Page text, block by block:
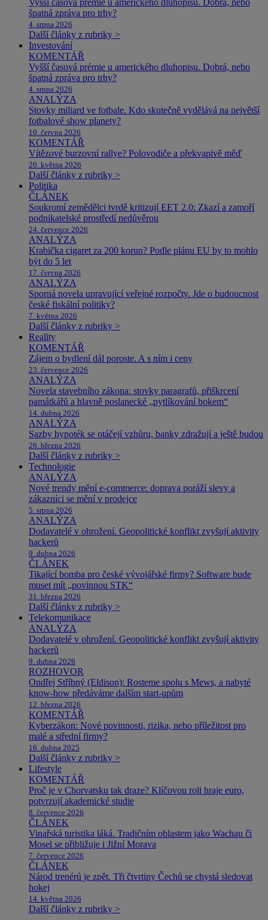
Vyšší časová prémie u amerického dluhopisu. Dobrá, nebo
špatná zpráva pro trhy?
4. srpna 2026
Další články z rubriky >
Investování
KOMENTÁŘ
Vyšší časová prémie u amerického dluhopisu. Dobrá, nebo
špatná zpráva pro trhy?
4. srpna 2026
ANALÝZA
Stovky miliard ve fotbale. Kdo skutečně vydělává na největší
fotbalové show planety?
10. června 2026
KOMENTÁŘ
Vítězové burzovní rallye? Polovodiče a překvapivě měď
20. května 2026
Další články z rubriky >
Politika
ČLÁNEK
Soukromí zemědělci tvrdě kritizují EET 2.0: Zkazí a zamoří
podnikatelské prostředí nedůvěrou
24. července 2026
ANALÝZA
Krabička cigaret za 200 korun? Podle plánu EU by to mohlo
být do 5 let
17. června 2026
ANALÝZA
Sporná novela upravující veřejné rozpočty. Jde o budoucnost
české fiskální politiky?
7. května 2026
Další články z rubriky >
Reality
KOMENTÁŘ
Zájem o bydlení dál poroste. A s ním i ceny
23. července 2026
ANALÝZA
Novela stavebního zákona: stovky paragrafů, přiškrcení
památkářů a hlavně poslanecké „pytlíkování bokem“
14. dubna 2026
ANALÝZA
Sazby hypoték se otáčejí vzhůru, banky zdražují a ještě budou
26. března 2026
Další články z rubriky >
Technologie
ANALÝZA
Nové trendy mění e-commerce: doprava poráží slevy a
zákazníci se mění v prodejce
5. srpna 2026
ANALÝZA
Dodavatelé v ohrožení. Geopolitické konflikt zvyšují aktivity
hackerů
9. dubna 2026
ČLÁNEK
Tikající bomba pro české vývojářské firmy? Software bude
muset mít „povinnou STK“
31. března 2026
Další články z rubriky >
Telekomunikace
ANALÝZA
Dodavatelé v ohrožení. Geopolitické konflikt zvyšují aktivity
hackerů
9. dubna 2026
ROZHOVOR
Ondřej Stříbný (Eldison): Rosteme spolu s Mews, a nabyté
know-how předáváme dalším start-upům
12. března 2026
KOMENTÁŘ
Kyberzákon: Nové povinnosti, rizika, nebo příležitost pro
malé a střední firmy?
16. dubna 2025
Další články z rubriky >
Lifestyle
KOMENTÁŘ
Proč je v Chorvatsku tak draze? Klíčovou roli hraje euro,
potvrzují akademické studie
8. července 2026
ČLÁNEK
Vinařská turistika láká. Tradičním oblastem jako Wachau či
Mosel se přibližuje i Jižní Morava
7. července 2026
ČLÁNEK
Národ trenérů je zpět. Tři čtvrtiny Čechů se chystá sledovat
hokej
14. května 2026
Další články z rubriky >